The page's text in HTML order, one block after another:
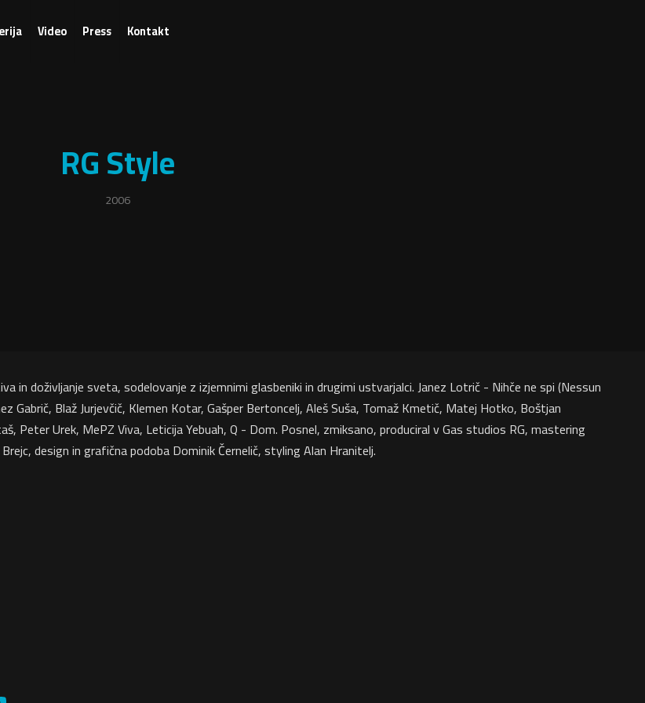
Video Press Kontakt
RG Style
2006
in doživljanje sveta, sodelovanje z izjemnimi glasbeniki in drugimi ustvarjalci. Janez Lotrič - Nihče ne spi (Nessun
Gabrič, Blaž Jurjevčič, Klemen Kotar, Gašper Bertoncelj, Aleš Suša, Tomaž Kmetič, Matej Hotko, Boštjan
Peter Urek, MePZ Viva, Leticija Yebuah, Q - Dom. Posnel, zmiksano, produciral v Gas studios RG, mastering
design in grafična podoba Dominik Černelič, styling Alan Hranitelj.